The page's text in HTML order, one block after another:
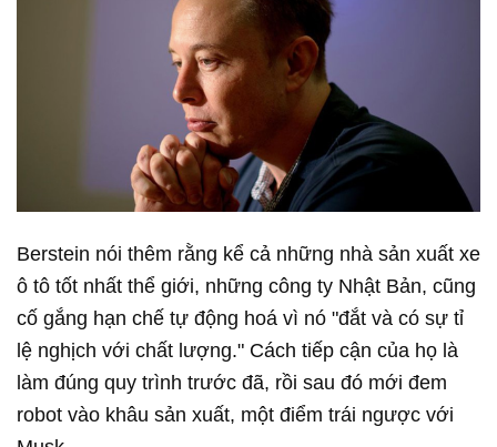
Berstein nói thêm rằng kể cả những nhà sản xuất xe
ô tô tốt nhất thể giới, những công ty Nhật Bản, cũng
cố gắng hạn chế tự động hoá vì nó "đắt và có sự tỉ
lệ nghịch với chất lượng." Cách tiếp cận của họ là
làm đúng quy trình trước đã, rồi sau đó mới đem
robot vào khâu sản xuất, một điểm trái ngược với